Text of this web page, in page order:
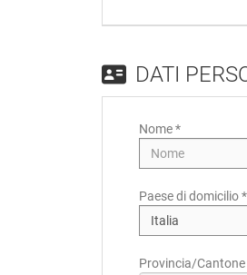
DATI
Nome *
Paese di domicilio *
Provincia/Cantone